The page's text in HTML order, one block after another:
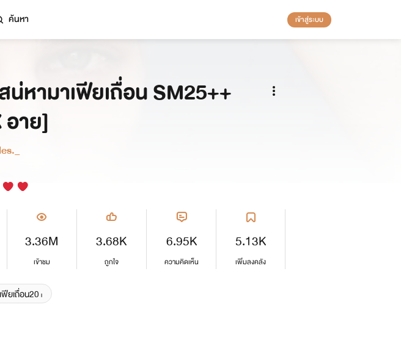
ค้นหา เข้าสู่ระบบ
น่หามาเฟียเถื่อน SM25++
อาย]
3.36M
เข้าชม
3.68K
ถูกใจ
6.95K
ความคิดเห็น
5.13K
เพิ่มลงคลัง
ยเถื่อน20+